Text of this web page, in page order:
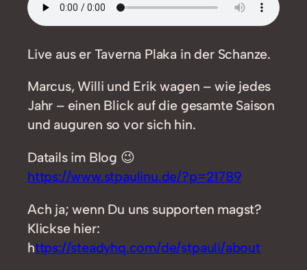
Live aus er Taverna Plaka in der Schanze.
Marcus, Willi und Erik wagen – wie jedes
Jahr – einen Blick auf die gesamte Saison
und auguren so vor sich hin.
Datails im Blog 😉
https://www.stpaulinu.de/?p=21789
Ach ja; wenn Du uns supporten magst?
Klickse hier:
https://steadyhq.com/de/stpauli/about